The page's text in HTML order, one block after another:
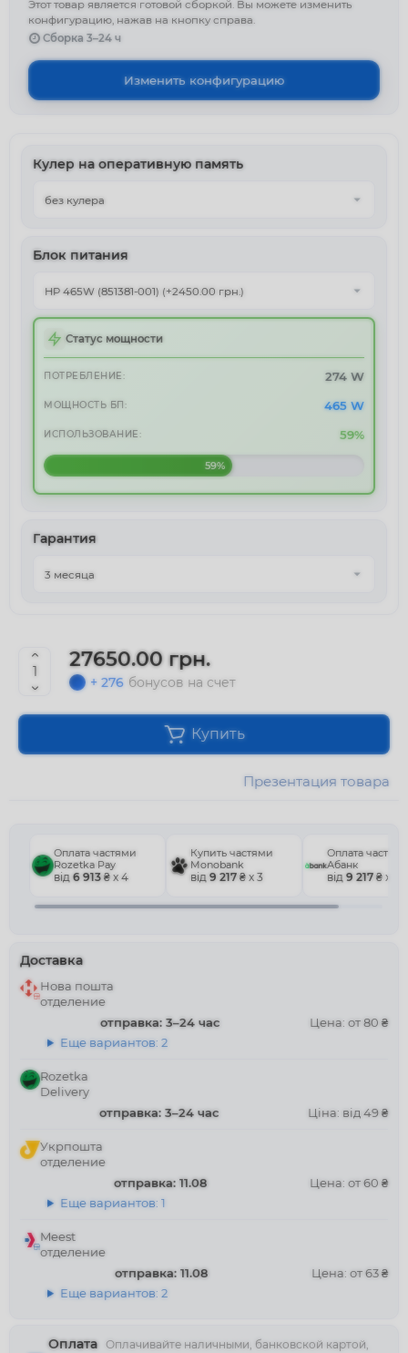
Этот товар является готовой сборкой. Вы можете изменить
конфигурацию, нажав на кнопку справа.
Сборка 3–24 ч
Изменить конфигурацию
Кулер на оперативную память
Блок питания
Статус мощности
ПОТРЕБЛЕНИЕ: 274 W
МОЩНОСТЬ БП: 465 W
ИСПОЛЬЗОВАНИЕ: 59%
59%
Гарантия
27650.00 грн.
+ 276 бонусов на счет
Купить
Презентация товара
Оплата Оплачивайте наличными, банковской картой,
Оплата частями
Rozetka Pay
від 6 913 ₴ x 4
Купить частями
Monobank
від 9 217 ₴ x 3
Оплата
Абанк
від 9 217 ₴ x 3
Доставка
Нова пошта
отделение
отправка: 3–24 час
Цена: от 80 ₴
Еще вариантов: 2
Rozetka
Delivery
отправка: 3–24 час
Ціна: від 49 ₴
Укрпошта
отделение
отправка: 11.08
Цена: от 60 ₴
Еще вариантов: 1
Meest
отделение
отправка: 11.08
Цена: от 63 ₴
Еще вариантов: 2